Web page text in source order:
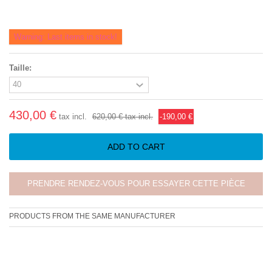
Warning: Last items in stock!
Taille:
430,00 € tax incl. 620,00 €tax incl. -190,00 €
ADD TO CART
PRENDRE RENDEZ-VOUS POUR ESSAYER CETTE PIÈCE
PRODUCTS FROM THE SAME MANUFACTURER